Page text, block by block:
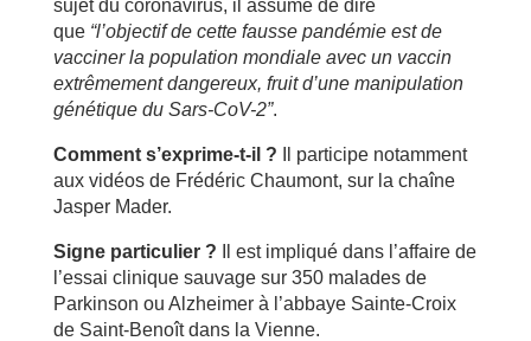
sujet du coronavirus, il assume de dire
que “l’objectif de cette fausse pandémie est de
vacciner la population mondiale avec un vaccin
extrêmement dangereux, fruit d’une manipulation
génétique du Sars-CoV-2”.
Comment s’exprime-t-il ? Il participe notamment
aux vidéos de Frédéric Chaumont, sur la chaîne
Jasper Mader.
Signe particulier ? Il est impliqué dans l’affaire de
l’essai clinique sauvage sur 350 malades de
Parkinson ou Alzheimer à l’abbaye Sainte-Croix
de Saint-Benoît dans la Vienne.